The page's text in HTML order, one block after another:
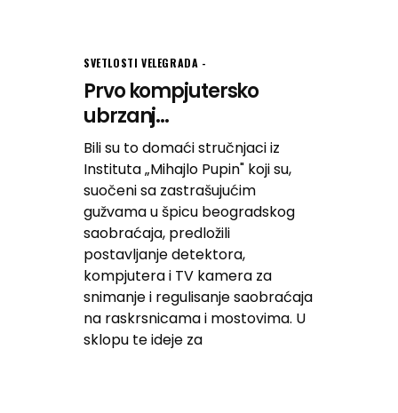
SVETLOSTI VELEGRADA
Prvo kompjutersko
ubrzanj...
Bili su to domaći stručnjaci iz
Instituta „Mihajlo Pupin" koji su,
suočeni sa zastrašujućim
gužvama u špicu beogradskog
saobraćaja, predložili
postavljanje detektora,
kompjutera i TV kamera za
snimanje i regulisanje saobraćaja
na raskrsnicama i mostovima. U
sklopu te ideje za